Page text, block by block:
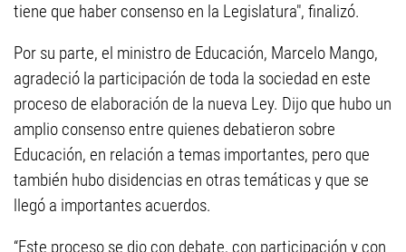
tiene que haber consenso en la Legislatura", finalizó.
Por su parte, el ministro de Educación, Marcelo Mango,
agradeció la participación de toda la sociedad en este
proceso de elaboración de la nueva Ley. Dijo que hubo un
amplio consenso entre quienes debatieron sobre
Educación, en relación a temas importantes, pero que
también hubo disidencias en otras temáticas y que se
llegó a importantes acuerdos.
“Este proceso se dio con debate, con participación y con